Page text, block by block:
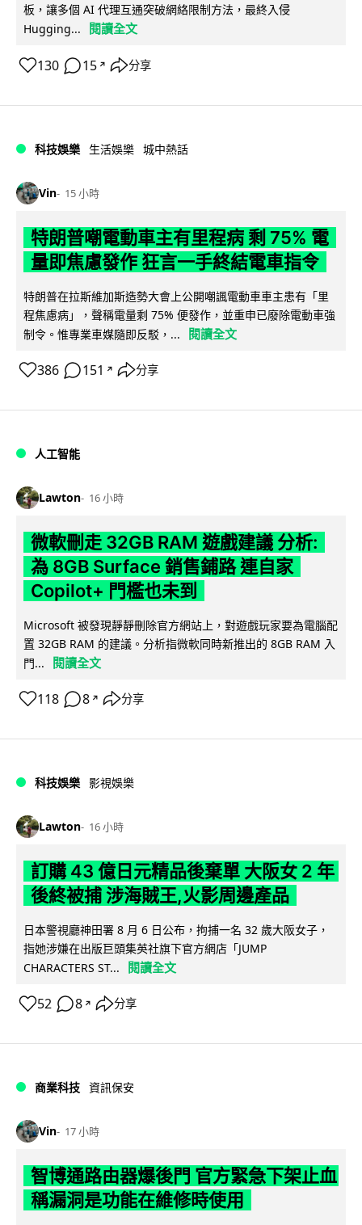
板，讓多個 AI 代理互通突破網絡限制方法，最終入侵
Hugging...
閱讀全文
130 15 ↗ 分享
科技娛樂 生活娛樂 城中熱話
Vin 15 小時
特朗普嘲電動車主有里程病 剩 75% 電
量即焦慮發作 狂言一手終結電車指令
特朗普在拉斯維加斯造勢大會上公開嘲諷電動車車主患有「里
程焦慮病」，聲稱電量剩 75% 便發作，並重申已廢除電動車強
制令。惟專業車媒隨即反駁，...
閱讀全文
386 151 ↗ 分享
人工智能
Lawton 16 小時
微軟刪走 32GB RAM 遊戲建議 分析:
為 8GB Surface 銷售鋪路 連自家
Copilot+ 門檻也未到
Microsoft 被發現靜靜刪除官方網站上，對遊戲玩家要為電腦配
置 32GB RAM 的建議。分析指微軟同時新推出的 8GB RAM 入
門...
閱讀全文
118 8 ↗ 分享
科技娛樂 影視娛樂
Lawton 16 小時
訂購 43 億日元精品後棄單 大阪女 2 年
後終被捕 涉海賊王,火影周邊產品
日本警視廳神田署 8 月 6 日公布，拘捕一名 32 歲大阪女子，
指她涉嫌在出版巨頭集英社旗下官方網店「JUMP
CHARACTERS ST...
閱讀全文
52 8 ↗ 分享
商業科技 資訊保安
Vin 17 小時
智博通路由器爆後門 官方緊急下架止血
稱漏洞是功能在維修時使用